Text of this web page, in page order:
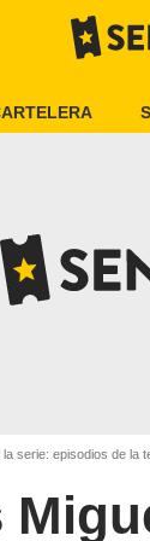
la serie: episodios de la